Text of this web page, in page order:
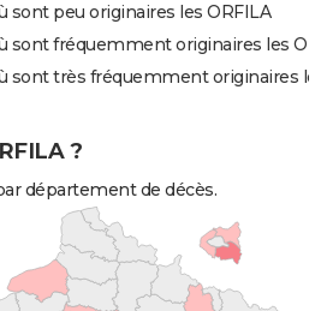
sont peu originaires les ORFILA
sont fréquemment originaires les
sont très fréquemment originaires
?
département de décès.